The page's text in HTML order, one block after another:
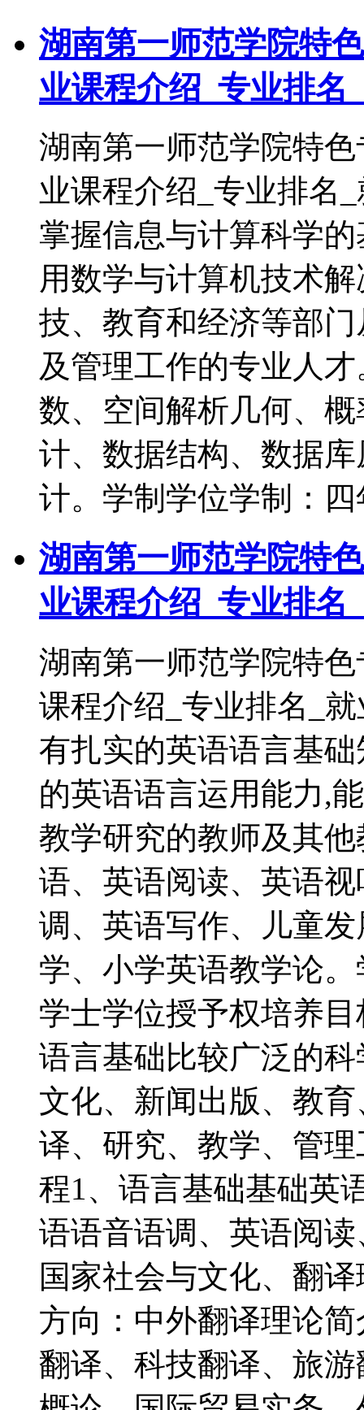
湖南第一师范学院特
业课程介绍_专业排名
湖南第一师范学院特
业课程介绍_专业排名
掌握信息与计算科学
用数学与计算机技术
技、教育和经济等部
及管理工作的专业人
数、空间解析几何、
计、数据结构、数据
计。学制学位学制：
湖南第一师范学院特
业课程介绍_专业排名
湖南第一师范学院特
课程介绍_专业排名_
有扎实的英语语言基
的英语语言运用能力,
教学研究的教师及其
语、英语阅读、英语
调、英语写作、儿童
学、小学英语教学论
学士学位授予权培养
语言基础比较广泛的
文化、新闻出版、教
译、研究、教学、管
程1、语言基础基础英
语语音语调、英语阅
国家社会与文化、翻
方向：中外翻译理论
翻译、科技翻译、旅